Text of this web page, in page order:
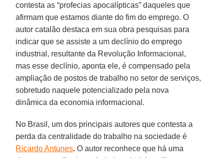
contesta as “profecias apocalípticas” daqueles que
afirmam que estamos diante do fim do emprego. O
autor catalão destaca em sua obra pesquisas para
indicar que se assiste a um declínio do emprego
industrial, resultante da Revolução Informacional,
mas esse declínio, aponta ele, é compensado pela
ampliação de postos de trabalho no setor de serviços,
sobretudo naquele potencializado pela nova
dinâmica da economia informacional.
No Brasil, um dos principais autores que contesta a
perda da centralidade do trabalho na sociedade é
Ricardo Antunes. O autor reconhece que há uma